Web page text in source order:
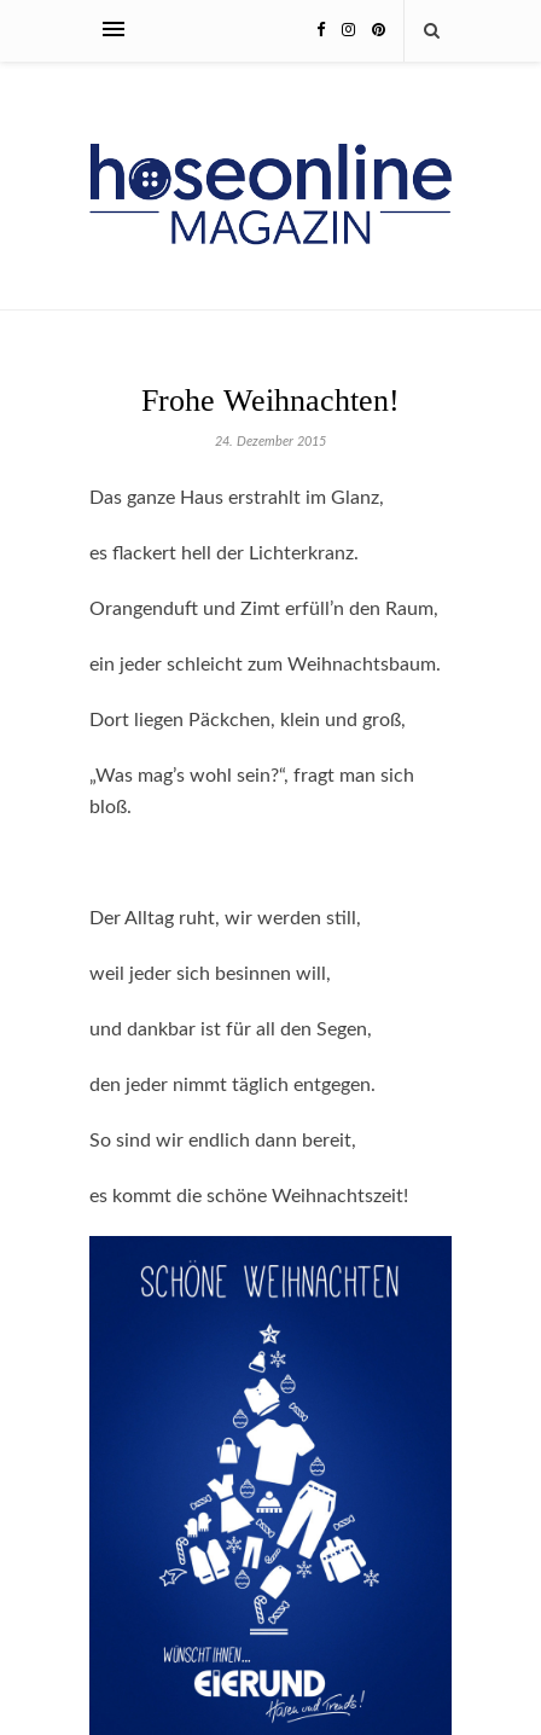
Frohe Weihnachten!
24. Dezember 2015
Das ganze Haus erstrahlt im Glanz,
es flackert hell der Lichterkranz.
Orangenduft und Zimt erfüll’n den Raum,
ein jeder schleicht zum Weihnachtsbaum.
Dort liegen Päckchen, klein und groß,
„Was mag’s wohl sein?“, fragt man sich
bloß.
Der Alltag ruht, wir werden still,
weil jeder sich besinnen will,
und dankbar ist für all den Segen,
den jeder nimmt täglich entgegen.
So sind wir endlich dann bereit,
es kommt die schöne Weihnachtszeit!